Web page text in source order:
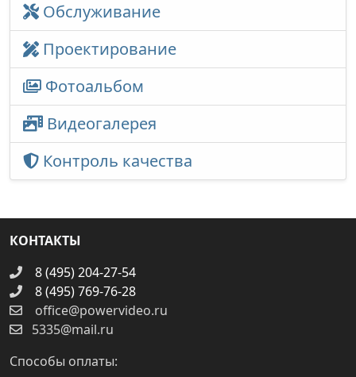
Обслуживание
Проектирование
Фотоальбом
Видеогалерея
Контроль качества
КОНТАКТЫ
8 (495) 204-27-54
8 (495) 769-76-28
office@powervideo.ru
5335@mail.ru
Способы оплаты: